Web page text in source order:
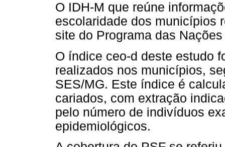
O IDH-M que reúne
escolaridade dos municípios
site do Programa das
O índice ceo-d deste estudo
realizados nos municípios,
SES/MG. Este índice é
cariados, com extração
pelo número de indivíduos
epidemiológicos.